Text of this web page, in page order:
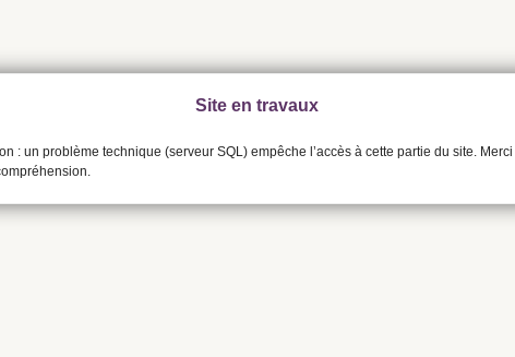
Site en travaux
: un problème technique (serveur SQL) empêche l’accès à cette partie du site. Merci